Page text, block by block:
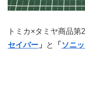
トミカ×タミヤ商品第
セイバー 」 と 「 ソニ